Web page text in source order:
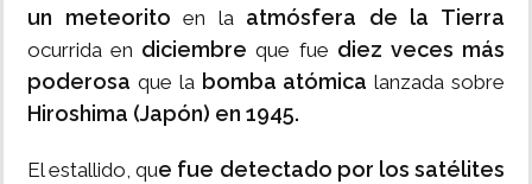
un meteorito en laatmósfera de la Tierra
ocurrida en diciembreque fue diez veces más
poderosa que la bomba atómicalanzada sobre
Hiroshima (Japón) en 1945.
El estallido, que fue detectado por los satélites